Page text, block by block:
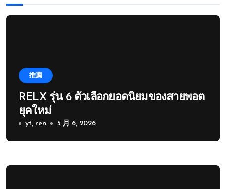
推薦
RELX รุ่น 6 ตัวเลือกยอดนิยมของสายพอต
ยุคใหม่
yt, ren 5 月 6, 2026